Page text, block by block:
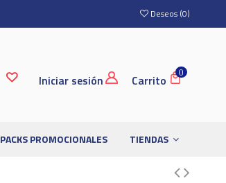
Deseos (0)
Iniciar sesión 0
Carrito
PACKS PROMOCIONALES TIENDAS